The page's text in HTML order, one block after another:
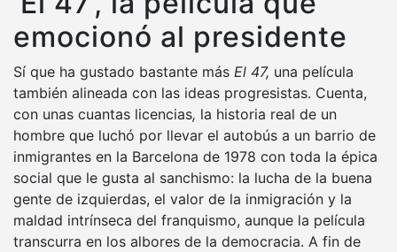
emocionó al presidente
Sí que ha gustado bastante más El 47, una película
también alineada con las ideas progresistas. Cuenta,
con unas cuantas licencias, la historia real de un
hombre que luchó por llevar el autobús a un barrio de
inmigrantes en la Barcelona de 1978 con toda la épica
social que le gusta al sanchismo: la lucha de la buena
gente de izquierdas, el valor de la inmigración y la
maldad intrínseca del franquismo, aunque la película
transcurra en los albores de la democracia. A fin de